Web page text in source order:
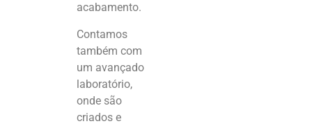
acabamento.
Contamos
também com
um avançado
laboratório,
onde são
criados e